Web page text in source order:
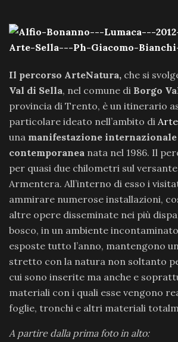
Il percorso ArteNatura, che si
Val di Sella, nel comune di Borgo
provincia di Trento, è un itinerario
particolare ideato nell’ambito di
una manifestazione
contemporanea nata nel 1986. Il
per quasi due chilometri sul
Armentera. All’interno di esso i
ammirare numerose installazioni,
altre opere disseminate nei più
bosco, in un ambiente
esposte tutto l’anno, mantengono
stretto con la natura non soltanto
cui sono inserite ma anche e
materiali con i quali esse vengono
foglie, tronchi e altri materiali
A partire dalla prima foto in alto: